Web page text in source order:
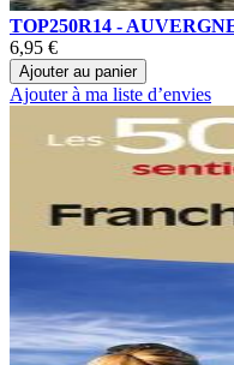
TOP250R14 -
6,95 €
Ajouter au panier
Ajouter à ma liste d’envies